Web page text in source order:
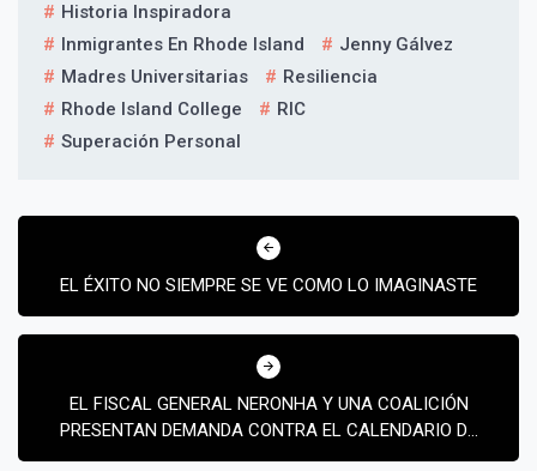
Historia Inspiradora
Inmigrantes En Rhode Island
Jenny Gálvez
Madres Universitarias
Resiliencia
Rhode Island College
RIC
Superación Personal
Navegación
entradas
EL ÉXITO NO SIEMPRE SE VE COMO LO IMAGINASTE
EL FISCAL GENERAL NERONHA Y UNA COALICIÓN
PRESENTAN DEMANDA CONTRA EL CALENDARIO DE
VACUNAS DE KENNEDY Y LA REESTRUCTURACIÓN